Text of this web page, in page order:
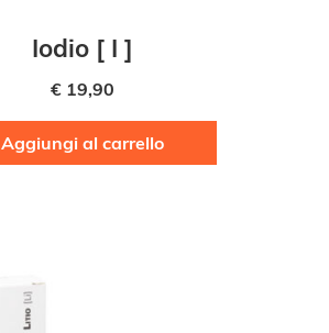
Iodio [ I ]
€ 19,90
Aggiungi al carrello